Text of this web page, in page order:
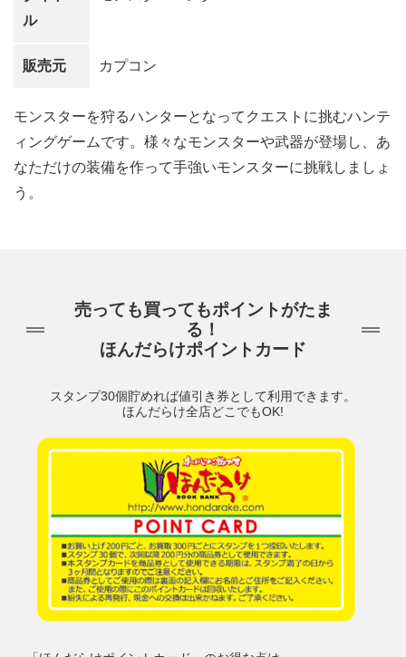
ル
販売元 カプコン
モンスターを狩るハンターとなってクエストに挑むハンテ
ィングゲームです。様々なモンスターや武器が登場し、あ
なただけの装備を作って手強いモンスターに挑戦しましょ
う。
売っても買ってもポイントがたま
る！
ほんだらけポイントカード
スタンプ30個貯めれば値引き券として利用できます。
ほんだらけ全店どこでもOK!